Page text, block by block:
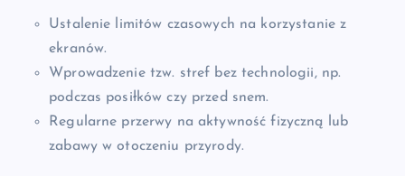
Ustalenie limitów czasowych na korzystanie z
ekranów.
Wprowadzenie tzw. stref bez technologii, np.
podczas posiłków czy przed snem.
Regularne przerwy na aktywność fizyczną lub
zabawy w otoczeniu przyrody.